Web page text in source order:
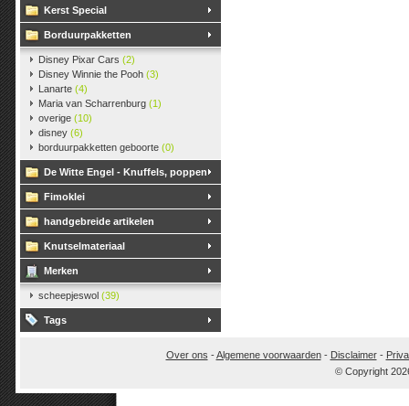
Kerst Special
Borduurpakketten
Disney Pixar Cars (2)
Disney Winnie the Pooh (3)
Lanarte (4)
Maria van Scharrenburg (1)
overige (10)
disney (6)
borduurpakketten geboorte (0)
De Witte Engel - Knuffels, poppen
Fimoklei
handgebreide artikelen
Knutselmateriaal
Merken
scheepjeswol (39)
Tags
Over ons -Algemene voorwaarden- Disclaimer-
© Copyright